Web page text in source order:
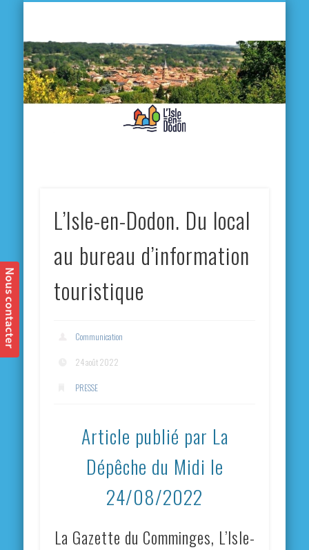
L’Isle-en-Dodon. Du local
au bureau d’information
touristique
Communication
24 août 2022
PRESSE
Article publié par La
Dépêche du Midi le
24/08/2022
La Gazette du Comminges, L’Isle-